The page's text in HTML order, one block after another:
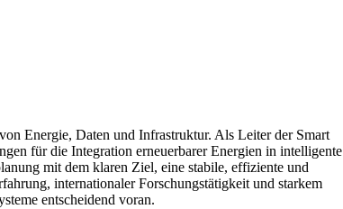
Energie, Daten und Infrastruktur. Als Leiter der Smart
für die Integration erneuerbarer Energien in intelligente
mit dem klaren Ziel, eine stabile, effiziente und
internationaler Forschungstätigkeit und starkem
entscheidend voran.